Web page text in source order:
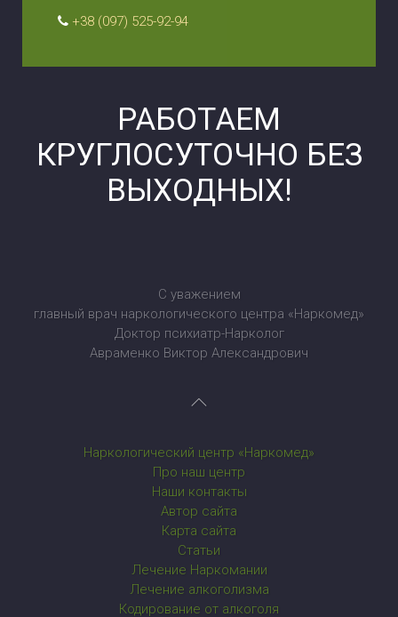
+38 (097) 525-92-94
РАБОТАЕМ
КРУГЛОСУТОЧНО БЕЗ
ВЫХОДНЫХ!
С уважением
главный врач наркологического центра «Наркомед»
Доктор психиатр-Нарколог
Авраменко Виктор Александрович
Наркологический центр «Наркомед»
Про наш центр
Наши контакты
Автор сайта
Карта сайта
Статьи
Лечение Наркомании
Лечение алкоголизма
Кодирование от алкоголя